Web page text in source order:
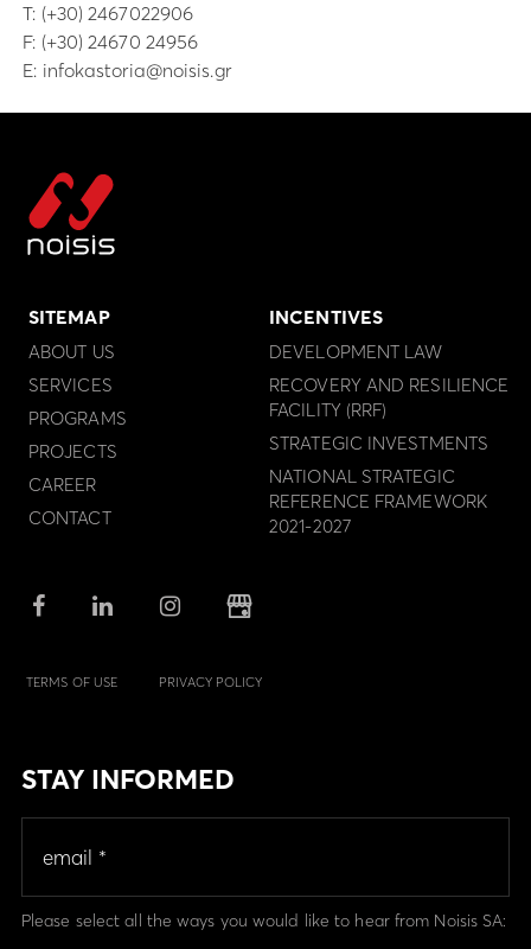
Τ: (+30) 2467022906
F: (+30) 24670 24956
E: infokastoria@noisis.gr
SITEMAP
ABOUT US
SERVICES
PROGRAMS
PROJECTS
CAREER
CONTACT
INCENTIVES
DEVELOPMENT LAW
RECOVERY AND RESILIENCE
FACILITY (RRF)
STRATEGIC INVESTMENTS
NATIONAL STRATEGIC
REFERENCE FRAMEWORK
2021-2027
TERMS OF USE PRIVACY POLICY
STAY INFORMED
Please select all the ways you would like to hear from Noisis SA: